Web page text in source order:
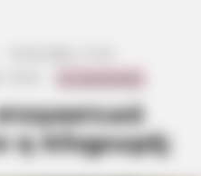
η πληρωμή;